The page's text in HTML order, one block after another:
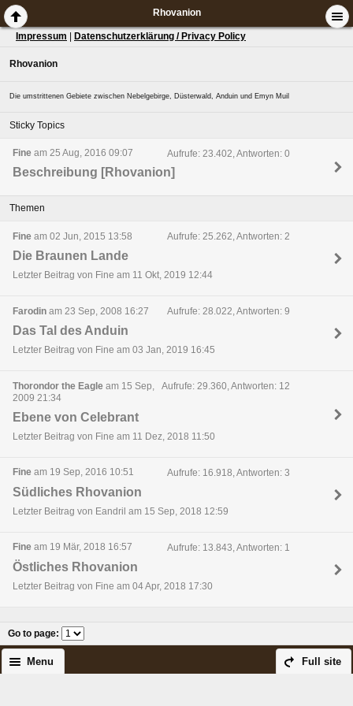
Rhovanion
Impressum Datenschutzerklärung / Privacy Policy
Rhovanion
Die umstrittenen Gebiete zwischen Nebelgebirge, Düsterwald, Anduin und Emyn Muil
Sticky Topics
Fine am 25 Aug, 2016 09:07 Aufrufe: 23.402, Antworten: 0
Beschreibung [Rhovanion]
Themen
Fine am 02 Jun, 2015 13:58 Aufrufe: 25.262, Antworten: 2
Die Braunen Lande
Letzter Beitrag von Fine am 11 Okt, 2019 12:44
Farodin am 23 Sep, 2008 16:27 Aufrufe: 28.022, Antworten: 9
Das Tal des Anduin
Letzter Beitrag von Fine am 03 Jan, 2019 16:45
Thorondor the Eagle am 15 Sep,
2009 21:34
Aufrufe: 29.360, Antworten: 12
Ebene von Celebrant
Letzter Beitrag von Fine am 11 Dez, 2018 11:50
Fine am 19 Sep, 2016 10:51 Aufrufe: 16.918, Antworten: 3
Südliches Rhovanion
Letzter Beitrag von Eandril am 15 Sep, 2018 12:59
Fine am 19 Mär, 2018 16:57 Aufrufe: 13.843, Antworten: 1
Östliches Rhovanion
Letzter Beitrag von Fine am 04 Apr, 2018 17:30
Go to page:
Full site
Menu